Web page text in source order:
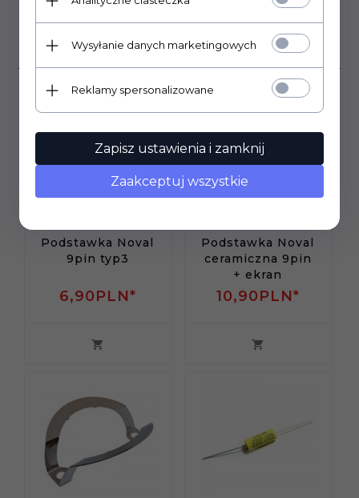
Klienci, którzy kupili ten
produkt wybrali również...
Podstawka Noval
9pin typ3
6,90PLN*
Podstawka Noval
ceramiczna 9pin
+ ekran
10,90PLN*
Wysyłanie danych marketingowych
Reklamy spersonalizowane
Zapisz ustawienia i zamknij
Zaakceptuj wszystkie